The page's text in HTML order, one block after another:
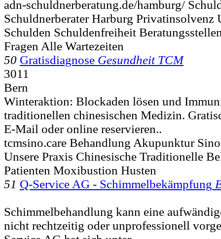
adn-schuldnerberatung.de/hamburg/
Schuldnerberater Harburg Privatinsolvenz
Schulden Schuldenfreiheit
Fragen Alle Wartezeiten
50 Gratisdiagnose Gesundheit TCM
3011
Bern
Winteraktion: Blockaden lösen und
traditionellen chinesischen Medizin.
E-Mail oder online reservieren..
tcmsino.care Behandlung Akupunktur
Unsere Praxis Chinesische Traditionelle
Patienten Moxibustion Husten
51 Q-Service AG - Schimmelbekämpfung
Schimmelbehandlung kann eine
nicht rechtzeitig oder unprofessionell